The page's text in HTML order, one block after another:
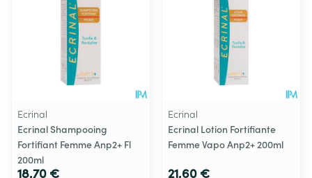
Ecrinal
Ecrinal Shampooing
Fortifiant Femme Anp2+ Fl
200ml
18,70 €
Ecrinal
Ecrinal Lotion Fortifiante
Femme Vapo Anp2+ 200ml
21,60 €